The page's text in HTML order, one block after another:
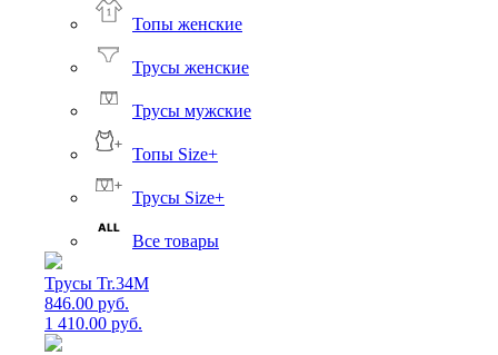
Топы женские
Трусы женские
Трусы мужские
Топы Size+
Трусы Size+
Все товары
Трусы Tr.34M
846.00 руб.
1 410.00 руб.